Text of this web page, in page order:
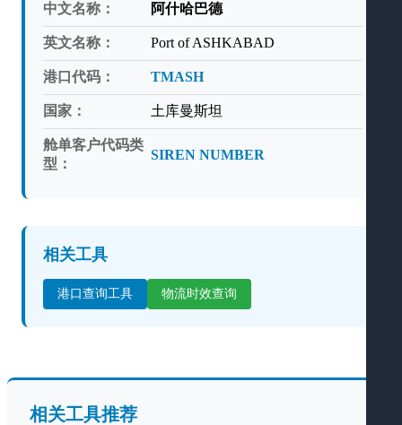
中文名称： 阿什哈巴德
英文名称： Port of ASHKABAD
港口代码： TMASH
国家： 土库曼斯坦
舱单客户代码类
型：
SIREN NUMBER
相关工具
港口查询工具 物流时效查询
相关工具推荐